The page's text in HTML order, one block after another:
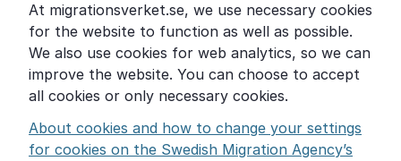
At migrationsverket.se, we use necessary cookies
for the website to function as well as possible.
We also use cookies for web analytics, so we can
improve the website. You can choose to accept
all cookies or only necessary cookies.
About cookies and how to change your settings
for cookies on the Swedish Migration Agency’s
Word explanations
About the Swedish Migration Agency
Press room
Other languages